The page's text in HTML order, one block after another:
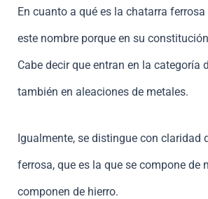
En cuanto a qué es la chatarra
este nombre porque en su
Cabe decir que entran en la categoría
también en aleaciones de metales.
Igualmente, se distingue con claridad
ferrosa, que es la que se compone de
componen de hierro.